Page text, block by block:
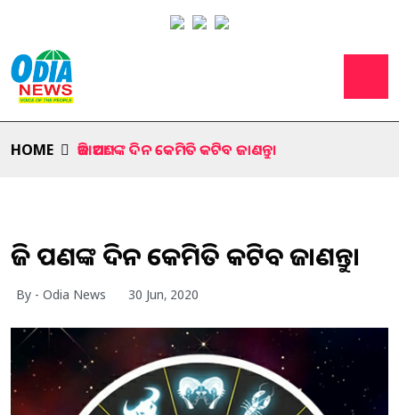
HOME ଆଜି ଆପଣଙ୍କ ଦିନ କେମିତି କଟିବ ଜାଣନ୍ତୁ।
ଆଜି ଆପଣଙ୍କ ଦିନ କେମିତି କଟିବ ଜାଣନ୍ତୁ।
By - Odia News 30 Jun, 2020